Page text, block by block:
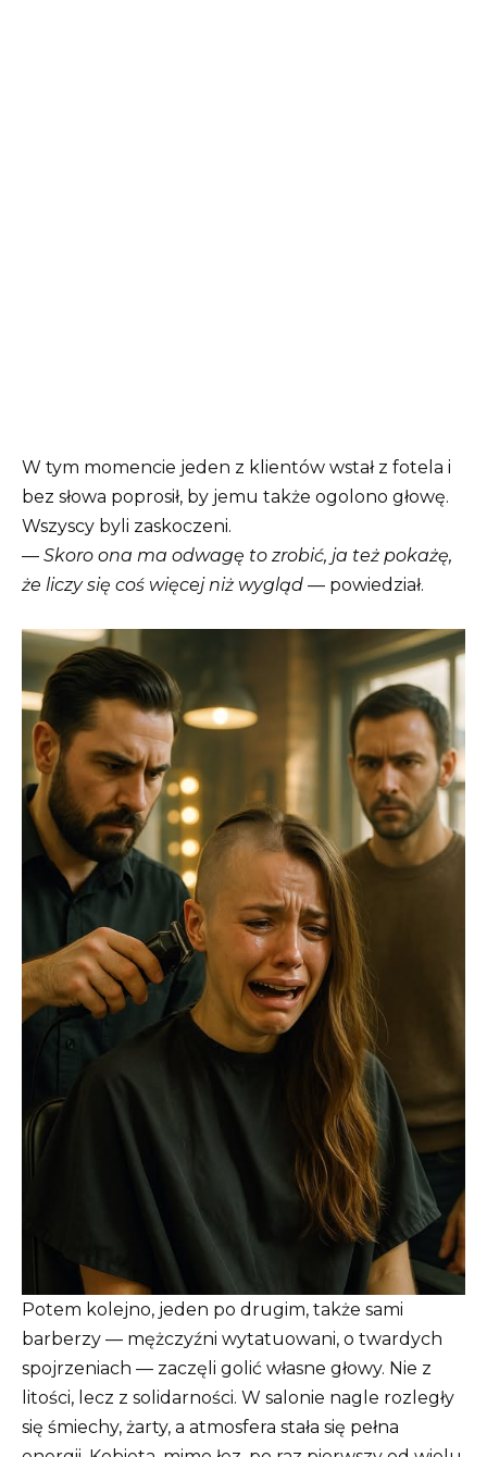
W tym momencie jeden z klientów wstał z fotela i
bez słowa poprosił, by jemu także ogolono głowę.
Wszyscy byli zaskoczeni.
— Skoro ona ma odwagę to zrobić, ja też pokażę,
że liczy się coś więcej niż wygląd — powiedział.
Potem kolejno, jeden po drugim, także sami
barberzy — mężczyźni wytatuowani, o twardych
spojrzeniach — zaczęli golić własne głowy. Nie z
litości, lecz z solidarności. W salonie nagle rozległy
się śmiechy, żarty, a atmosfera stała się pełna